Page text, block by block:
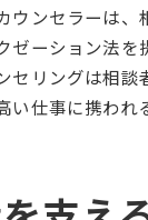
ウンセラーは、
ゼーション法を
セリングは相談
い仕事に携われ